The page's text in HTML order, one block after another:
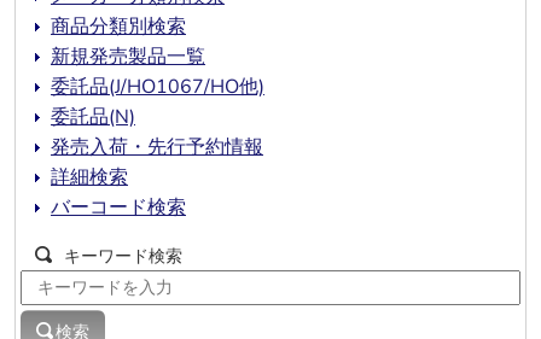
商品分類別検索
新規発売製品一覧
委託品(J/HO1067/HO他)
委託品(N)
発売入荷・先行予約情報
詳細検索
バーコード検索
キーワード検索
検索